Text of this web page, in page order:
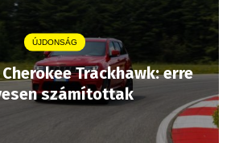
ÚJDONSÁG
Trackhawk: erre
számítottak